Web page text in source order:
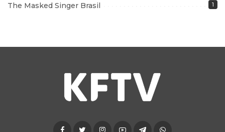
The Masked Singer Brasil 1